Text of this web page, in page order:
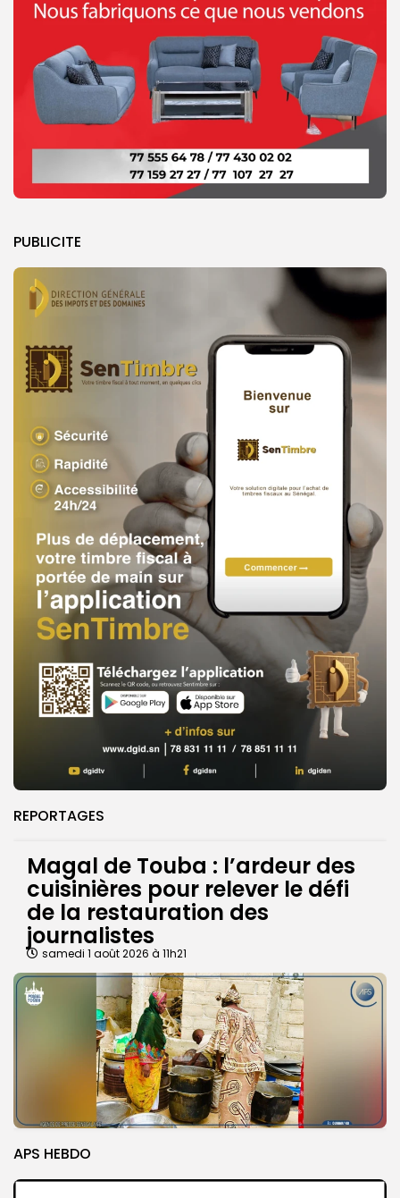
PUBLICITE
REPORTAGES
Magal de Touba : l’ardeur des
cuisinières pour relever le défi
de la restauration des
journalistes
samedi 1 août 2026 à 11h21
APS HEBDO